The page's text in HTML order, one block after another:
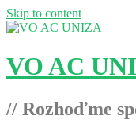
Skip to content
VO AC
// Rozhoďme